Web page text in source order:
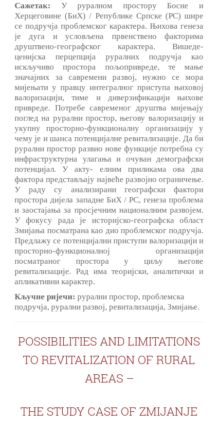
Сажетак:
У руралном простору Босне и
Херцеговине (БиХ) / Републике Српске (РС) шире
се подручја проблемског карактера. Њихова генеза
је дуга и условљена првенствено факторима
друштвено-географског карактера. Вишеде-
ценијска перцепција руралних подручја као
искључиво простора пољопривреде, те мање
значајних за савремени развој, нужно се мора
мијењати у правцу интегралног приступа њиховој
валоризацији, тиме и диверзификацији њихове
привреде. Потребе савременог друштва мијењају
поглед на рурални простор, његову валоризацију и
укупну просторно-функционалну организацију у
чему је и шанса потенцијалне ревитализације. Да би
рурални простор развио нове функције потребна су
инфраструктурна улагања и очуван демографски
потенцијал. У акту- елним приликама ова два
фактора представљају највеће развојно ограничење.
У раду су анализирани географски фактори
простора дијела западне БиХ / РС, генеза проблема
и заостајања за просјечним националним развојем.
У фокусу рада је историјско-географска област
Змијања посматрана као дио проблемског подручја.
Предлажу се потенцијални приступи валоризацији и
просторно-функционалној организацији
посматраног простора у циљу његове
ревитализације. Рад има теоријски, аналитички и
апликативни карактер.
Кључне ријечи: рурални простор, проблемска
пoдручја, рурални развој, ревитализација, Змијање.
POSSIBILITIES AND LIMITATIONS
TO REVITALIZATION OF RURAL
AREAS –
THE STUDY CASE OF ZMIJANJE